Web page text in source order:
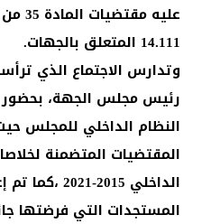
عليه
14.111 المتعلق بالجهات.
وتدارس الاجتماع الذي
رئيس مجلس الجهة، بحضور
النظام الداخلي للمجلس
المقتضيات المتضمنة
الداخلي 2015-